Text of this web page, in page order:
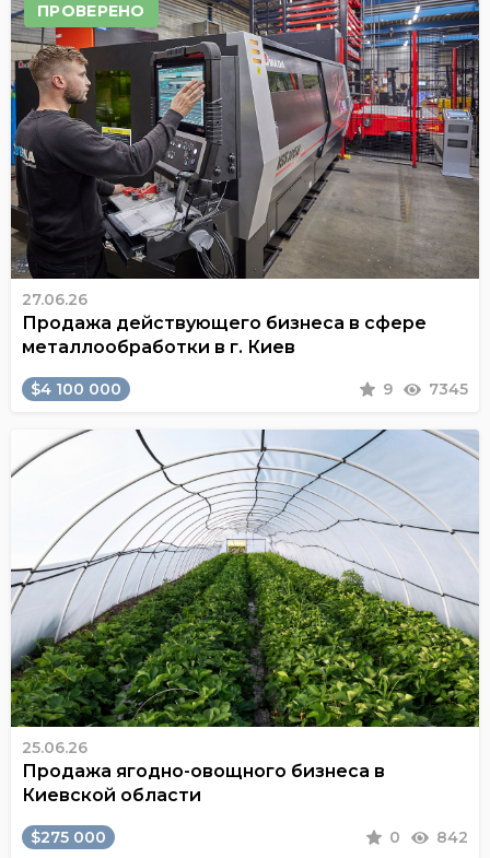
ПРОВЕРЕНО
27.06.26
Продажа действующего бизнеса в сфере
металлообработки в г. Киев
$4 100 000 9 7345
25.06.26
Продажа ягодно-овощного бизнеса в
Киевской области
$275 000 0 842